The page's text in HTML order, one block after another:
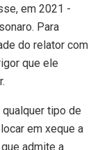
em 2021 -
Para
do relator com
que ele
tipo de
em xeque a
admite a